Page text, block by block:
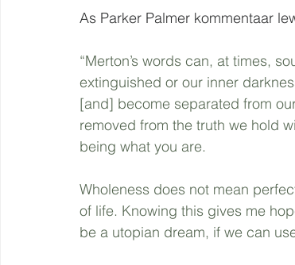
As Parker Palmer kommentaar
“Merton’s words can, at times,
extinguished or our inner
[and] become separated from
removed from the truth we hold
being what you are.
Wholeness does not mean
of life. Knowing this gives me
be a utopian dream, if we can